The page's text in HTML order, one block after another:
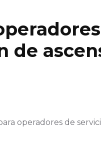
de
operadores de